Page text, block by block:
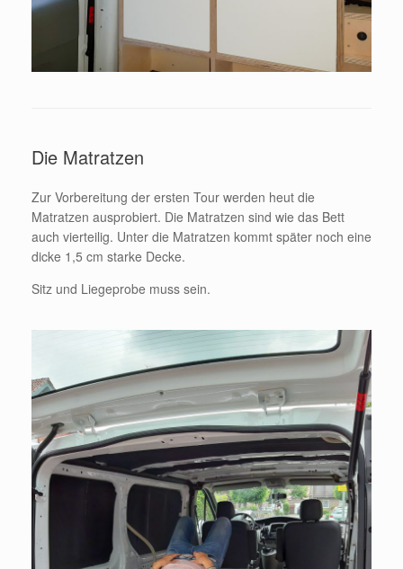
Die Matratzen
Zur Vorbereitung der ersten Tour werden heut die
Matratzen ausprobiert. Die Matratzen sind wie das Bett
auch vierteilig. Unter die Matratzen kommt später noch eine
dicke 1,5 cm starke Decke.
Sitz und Liegeprobe muss sein.